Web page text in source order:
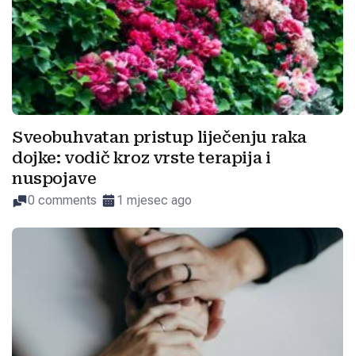
Sveobuhvatan pristup liječenju raka
dojke: vodič kroz vrste terapija i
nuspojave
0 comments 1 mjesec ago